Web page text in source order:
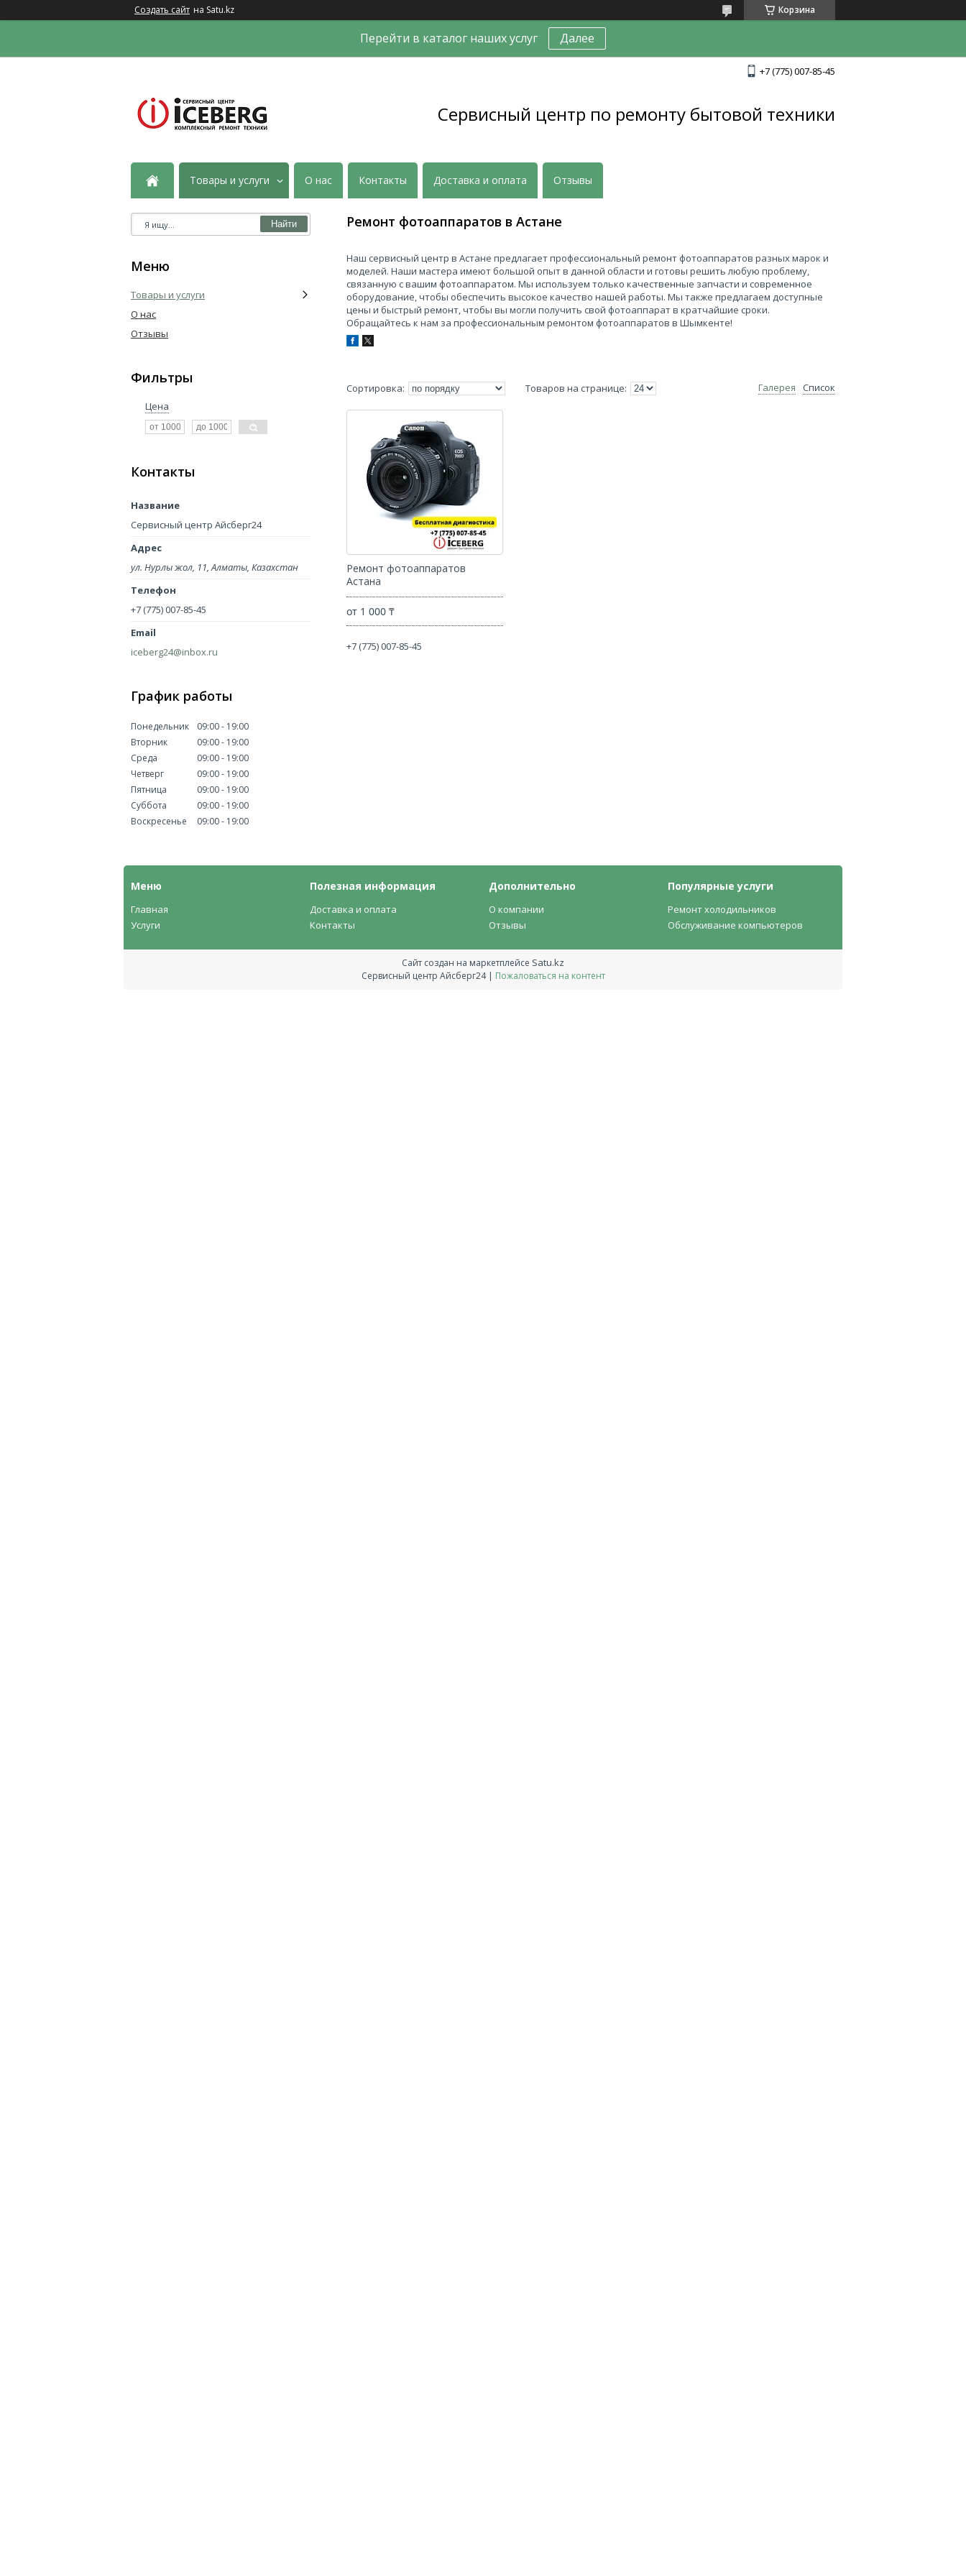
Создать сайт на Satu.kz Корзина
Перейти в каталог наших услуг Далее
+7 (775) 007-85-45
Сервисный центр по ремонту бытовой техники
Товары и услуги О нас Контакты Доставка и оплата Отзывы
Ремонт фотоаппаратов в Астане
Наш сервисный центр в Астане предлагает профессиональный ремонт фотоаппаратов разных марок и
моделей. Наши мастера имеют большой опыт в данной области и готовы решить любую проблему,
связанную с вашим фотоаппаратом. Мы используем только качественные запчасти и современное
оборудование, чтобы обеспечить высокое качество нашей работы. Мы также предлагаем доступные
цены и быстрый ремонт, чтобы вы могли получить свой фотоаппарат в кратчайшие сроки.
Обращайтесь к нам за профессиональным ремонтом фотоаппаратов в Шымкенте!
Галерея Список
Ремонт фотоаппаратов
Астана
от 1 000 ₸
+7 (775) 007-85-45
Найти
Товары и услуги
О нас
Отзывы
Фильтры
Цена
Контакты
Сервисный центр Айсберг24
ул. Нурлы жол, 11, Алматы, Казахстан
+7 (775) 007-85-45
iceberg24@inbox.ru
График работы
Понедельник 09:00
19:00
Вторник
09:00
19:00
Среда
09:00
19:00
Четверг
09:00
19:00
Пятница
09:00
19:00
Суббота
09:00
19:00
Воскресенье
09:00 19:00
Меню
Главная
Услуги
Полезная информация
Доставка и оплата
Контакты
Дополнительно
О компании
Отзывы
Популярные услуги
Ремонт холодильников
Обслуживание компьютеров
Сайт создан на маркетплейсе Satu.kz
Сервисный центр Айсберг24 | Пожаловаться на контент